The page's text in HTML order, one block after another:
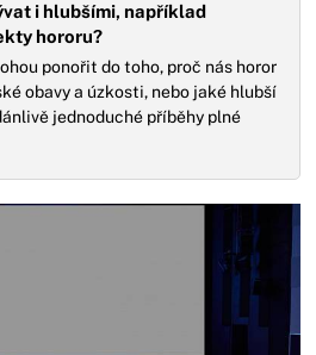
i hlubšími, například
hororu?
ponořit do toho, proč nás horor
obavy a úzkosti, nebo jaké hlubší
jednoduché příběhy plné